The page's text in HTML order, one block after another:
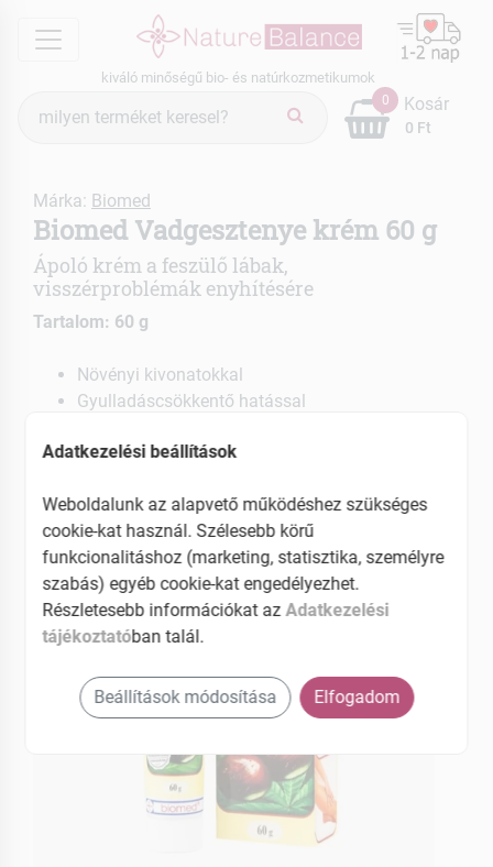
menu
kiváló minőségű bio- és natúrkozmetikumok
keresés
0
0 Ft
Kosár
Márka: Biomed
Biomed Vadgesztenye krém 60 g
Ápoló krém a feszülő lábak,
visszérproblémák enyhítésére
Tartalom: 60 g
Növényi kivonatokkal
Gyulladáscsökkentő hatással
EAN: 5999525620211
Adatkezelési beállítások
Weboldalunk az alapvető működéshez szükséges
cookie-kat használ. Szélesebb körű
funkcionalitáshoz (marketing, statisztika, személyre
szabás) egyéb cookie-kat engedélyezhet.
Részletesebb információkat azAdatkezelési
tájékoztatóban talál.
Beállítások módosítása Elfogadom